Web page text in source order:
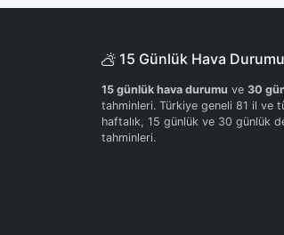
15 Günlük Hava Durumu
15 günlük hava durumu ve 30
tahminleri. Türkiye geneli 81 il ve
haftalık, 15 günlük ve 30 günlük
tahminleri.